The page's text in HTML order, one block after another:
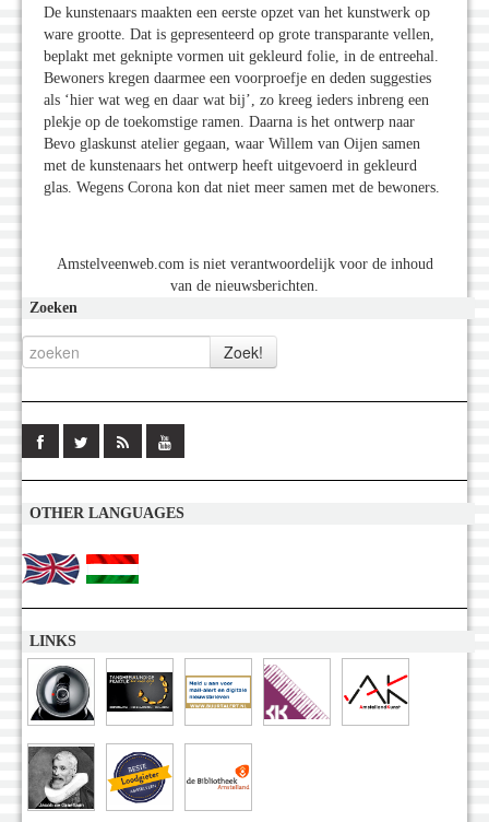
De kunstenaars maakten een eerste opzet van het kunstwerk op
ware grootte. Dat is gepresenteerd op grote transparante vellen,
beplakt met geknipte vormen uit gekleurd folie, in de entreehal.
Bewoners kregen daarmee een voorproefje en deden suggesties
als ‘hier wat weg en daar wat bij’, zo kreeg ieders inbreng een
plekje op de toekomstige ramen. Daarna is het ontwerp naar
Bevo glaskunst atelier gegaan, waar Willem van Oijen samen
met de kunstenaars het ontwerp heeft uitgevoerd in gekleurd
glas. Wegens Corona kon dat niet meer samen met de bewoners.
Amstelveenweb.com is niet verantwoordelijk voor de inhoud
van de nieuwsberichten.
Zoeken
OTHER LANGUAGES
LINKS